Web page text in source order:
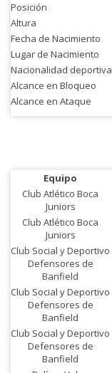
Posición
Altura
Fecha de Nacimiento
Lugar de Nacimiento
Nacionalidad deportiva
Alcance en Bloqueo
Alcance en Ataque
Equipo
Club Atlético Boca
Juniors
Club Atlético Boca
Juniors
Club Social y Deportivo
Defensores de
Banfield
Club Social y Deportivo
Defensores de
Banfield
Club Social y Deportivo
Defensores de
Banfield